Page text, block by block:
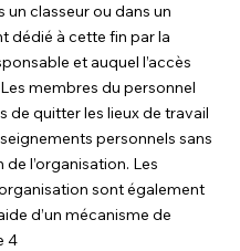
un classeur ou dans un
dédié à cette fin par la
et auquel l’accès
membres du personnel
de quitter les lieux de travail
personnels sans
de l’organisation. Les
sont également
d’un mécanisme de
4